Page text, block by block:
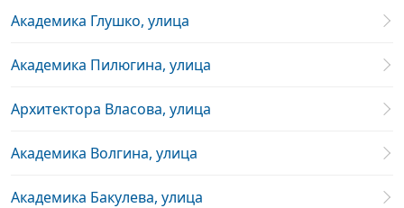
Академика Глушко, улица
Академика Пилюгина, улица
Архитектора Власова, улица
Академика Волгина, улица
Академика Бакулева, улица